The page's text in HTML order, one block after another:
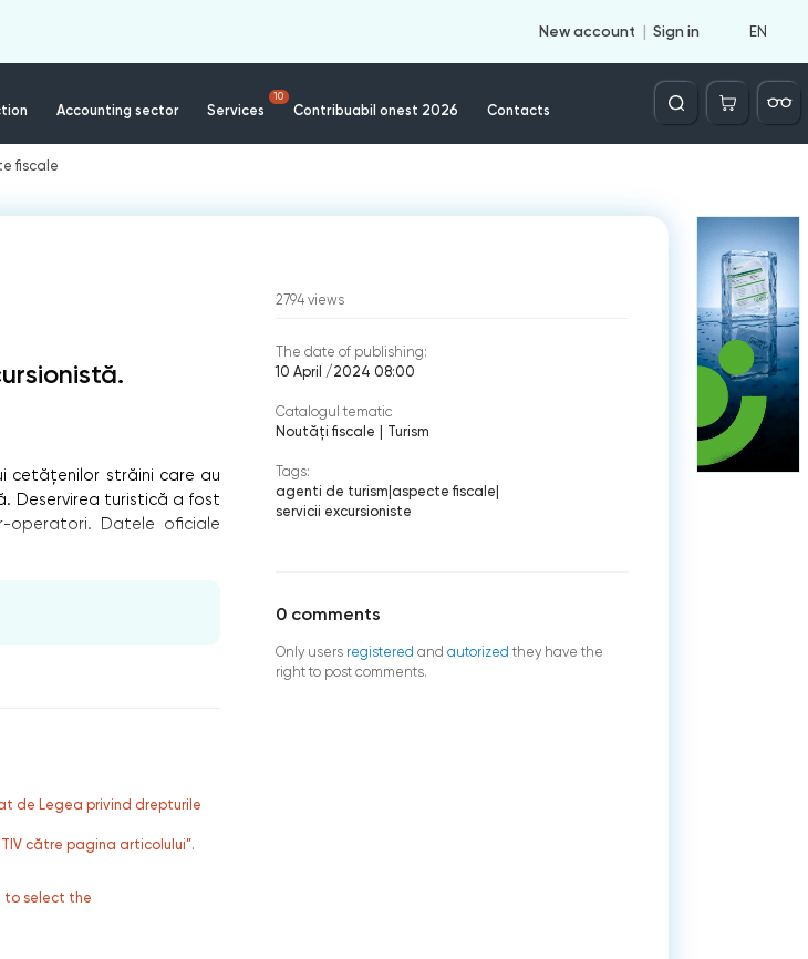
New account Sign in EN
Accounting sector Services
10
Contribuabil onest 2026 Contacts
Căutare
fiscale
cetățenilor străini care au
Deservirea turistică a fost
Datele oficiale
de Legea privind drepturile
către pagina articolului”.
to select the
2794 views
The date of publishing:
10 April /2024 08:00
Catalogul tematic
Noutăți fiscale
Turism
Tags:
agenti de turism aspecte fiscale
servicii excursioniste
0 comments
Only users registered and autorized they have the
right to post comments.